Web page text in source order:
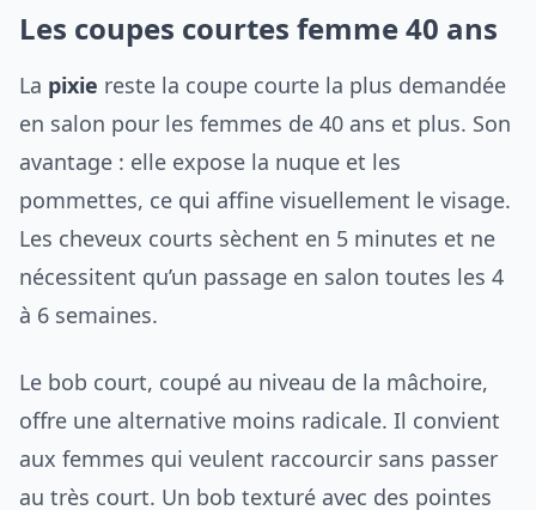
Les coupes courtes femme 40 ans
La pixie reste la coupe courte la plus demandée
en salon pour les femmes de 40 ans et plus. Son
avantage : elle expose la nuque et les
pommettes, ce qui affine visuellement le visage.
Les cheveux courts sèchent en 5 minutes et ne
nécessitent qu’un passage en salon toutes les 4
à 6 semaines.
Le bob court, coupé au niveau de la mâchoire,
offre une alternative moins radicale. Il convient
aux femmes qui veulent raccourcir sans passer
au très court. Un bob texturé avec des pointes